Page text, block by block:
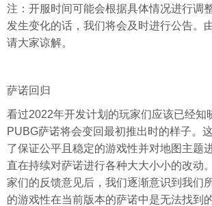
注：开服时间可能会根据具体情况进行调
发生变化的话，我们将会及时进行公告。
请大家谅解。
萨诺回归
看过2022年开发计划的玩家们应该已经知
PUBG萨诺将会变回最初推出时的样子。
了保证公平且稳定的游戏性并对地图主题
直在持续对萨诺进行各种大大小小的改动
家们的反馈意见后，我们逐渐意识到我们
的游戏性在当前版本的萨诺中是无法找到的